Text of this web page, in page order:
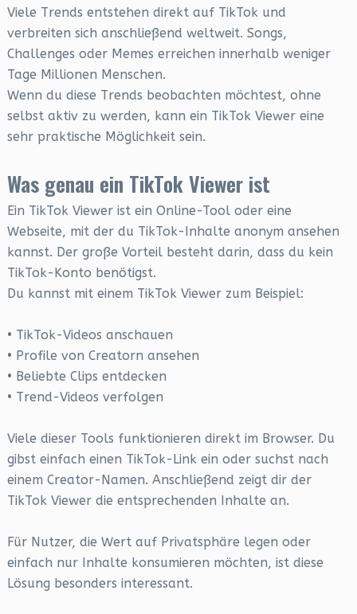
Viele Trends entstehen direkt auf TikTok und
verbreiten sich anschließend weltweit. Songs,
Challenges oder Memes erreichen innerhalb weniger
Tage Millionen Menschen.
Wenn du diese Trends beobachten möchtest, ohne
selbst aktiv zu werden, kann ein TikTok Viewer eine
sehr praktische Möglichkeit sein.
Was genau ein TikTok Viewer ist
Ein TikTok Viewer ist ein Online-Tool oder eine
Webseite, mit der du TikTok-Inhalte anonym ansehen
kannst. Der große Vorteil besteht darin, dass du kein
TikTok-Konto benötigst.
Du kannst mit einem TikTok Viewer zum Beispiel:
• TikTok-Videos anschauen
• Profile von Creatorn ansehen
• Beliebte Clips entdecken
• Trend-Videos verfolgen
Viele dieser Tools funktionieren direkt im Browser. Du
gibst einfach einen TikTok-Link ein oder suchst nach
einem Creator-Namen. Anschließend zeigt dir der
TikTok Viewer die entsprechenden Inhalte an.
Für Nutzer, die Wert auf Privatsphäre legen oder
einfach nur Inhalte konsumieren möchten, ist diese
Lösung besonders interessant.